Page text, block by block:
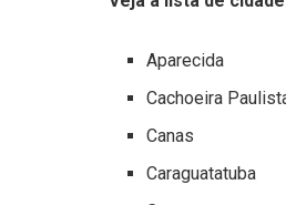
Aparecida
Cachoeira
Canas
Caraguatatuba